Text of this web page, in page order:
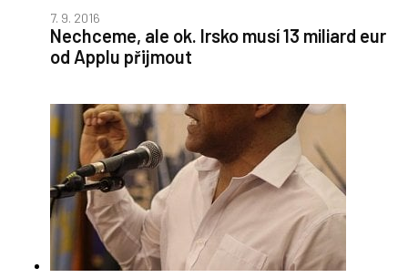
7. 9. 2016
Nechceme, ale ok. Irsko musí 13 miliard eur
od Applu přijmout